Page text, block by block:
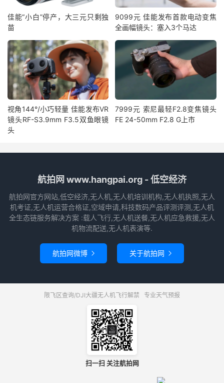
佳能“小白”停产，大三元只剩独
苗
9099元 佳能发布首款电动变焦
全画幅镜头：塞入3个马达
视角144°/小巧轻量 佳能发布VR
镜头RF-S3.9mm F3.5双鱼眼镜
头
7999元 索尼最轻F2.8变焦镜头
FE 24-50mm F2.8 G上市
航拍网 www.hangpai.org - 低空经济
航拍网官方网站,低空经济,无人机,无人机培训机构,无人机执照,无人
机考证,无人机运营合格证,空域申请,科技数码产品评测评测,无人机
全生态链服务解决方案 :载人飞行,无人机送餐,无人机应急救援,无人
机物流配送,无人机表演等.
航拍网微博  关于航拍网 
限飞区查询/DJI大疆无人机飞行解禁 专业天气预报
扫一扫 关注航拍网